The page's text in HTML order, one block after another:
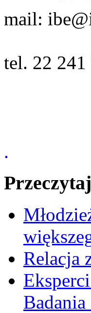
mail:
tel. 22 241
.
Relacja